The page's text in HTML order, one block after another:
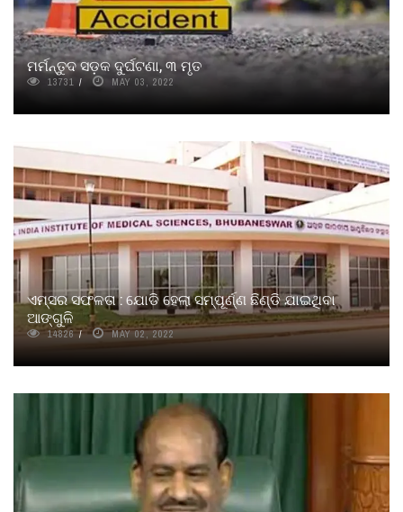
ମର୍ମନ୍ତୁଦ ସଡ଼କ ଦୁର୍ଘଟଣା, ୩ ମୃତ
13731 MAY 03, 2022
ଏମ୍‌ସର ସଫଳତା : ଯୋଡି ହେଲା ସମ୍ପୂର୍ଣ୍ଣ ଛିଣ୍ଡି ଯାଇଥିବା
ଆଙ୍ଗୁଳି
14826 MAY 02, 2022